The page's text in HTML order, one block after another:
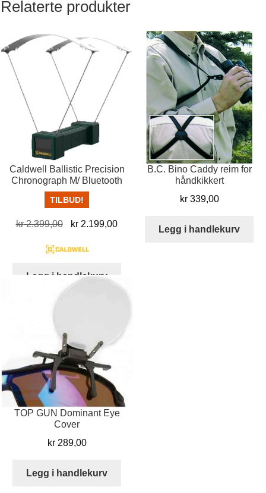
Relaterte produkter
Caldwell Ballistic Precision
Chronograph M/ Bluetooth
TILBUD!
kr2.399,00
Opprinnelig
var:
kr 2.199,00Nåværende
Legg i handlekurv
B.C. Bino Caddy reim for
håndkikkert
kr339,00
Legg i handlekurv
TOP GUN Dominant Eye
Cover
kr289,00
Legg i handlekurv